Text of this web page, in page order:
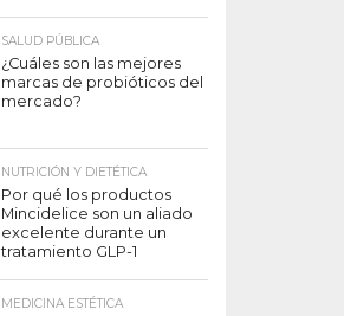
SALUD PÚBLICA
¿Cuáles son las mejores
marcas de probióticos del
mercado?
NUTRICIÓN Y DIETÉTICA
Por qué los productos
Mincidelice son un aliado
excelente durante un
tratamiento GLP-1
MEDICINA ESTÉTICA